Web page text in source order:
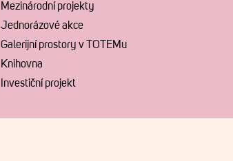
Mezinárodní projekty
Jednorázové akce
Galerijní prostory v TOTEMu
Knihovna
Investiční projekt